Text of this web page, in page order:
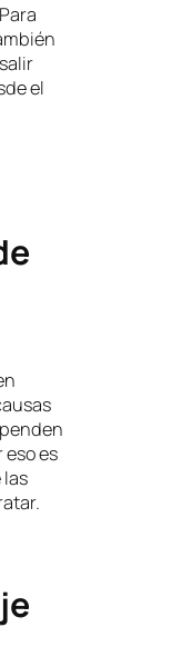
el
es
las